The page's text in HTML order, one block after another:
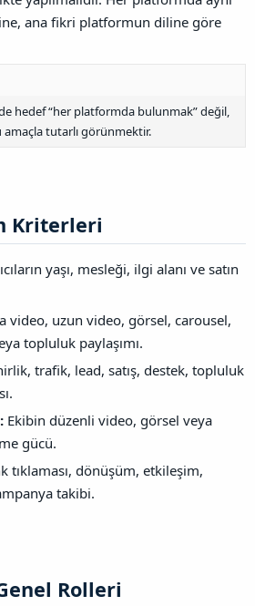
ana fikri platformun diline göre
hedef “her platformda bulunmak” değil,
tutarlı görünmektir.
Kriterleri​
yaşı, mesleği, ilgi alanı ve satın
video, uzun video, görsel, carousel,
topluluk paylaşımı.
trafik, lead, satış, destek, topluluk
Ekibin düzenli video, görsel veya
gücü.
tıklaması, dönüşüm, etkileşim,
takibi.
Rolleri​